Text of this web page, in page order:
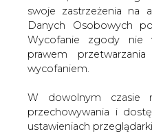
swoje zastrzeżenia na
Danych Osobowych
Wycofanie zgody nie
prawem
wycofaniem.
W dowolnym czasie
przechowywania i
ustawieniach
mln baryłek w
razy więcej niż
ropy w Stanach
od wielu tygodni, które w
do spadków cen ropy